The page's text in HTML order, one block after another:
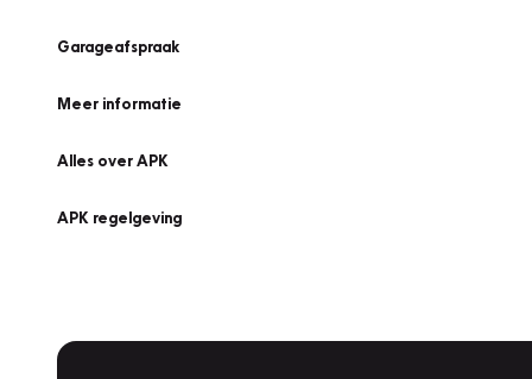
Garageafspraak
Meer informatie
Alles over APK
APK regelgeving